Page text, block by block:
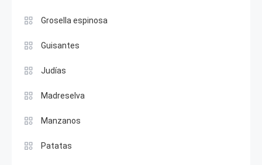
Grosella espinosa
Guisantes
Judías
Madreselva
Manzanos
Patatas